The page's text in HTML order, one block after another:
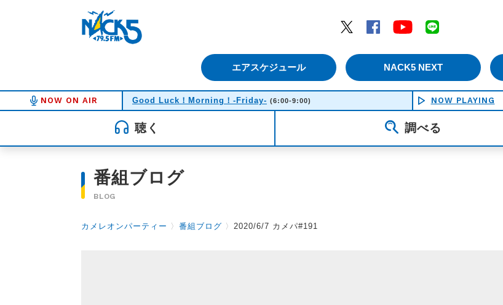
Twitter
Facebook YouTube
エアスケジュール NACK5 NEXT
NOW ON AIR Good Luck！Morning！-Friday- (6:00-9:00) NOW PLAYING
聴く 調べる
番組ブログ
BLOG
カメレオンパーティー 〉 番組ブログ 〉 2020/6/7 カメパ#191